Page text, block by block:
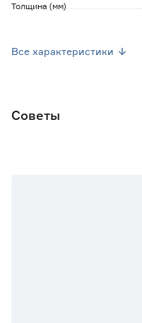
Толщина (мм)
Все характеристики
Советы